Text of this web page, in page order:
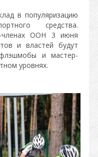
в популяризацию
средства.
членах ООН 3 июня
и властей будут
и мастер-
уровнях.